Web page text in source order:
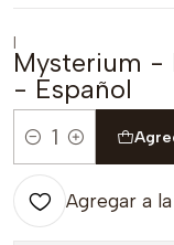
|
Mysterium -
- Español
Cantidad
Agregar a